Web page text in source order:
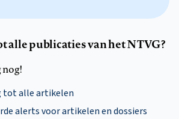
alle publicaties van het NTVG?
nog!
tot alle artikelen
alerts voor artikelen en dossiers